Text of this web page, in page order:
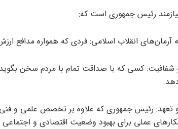
رئیس جمهوری است که:
آرمان‌های انقلاب اسلامی: فردی که همواره مدافع
کسی که با صداقت تمام با مردم سخن
رئیس جمهوری که علاوه بر تخصص علمی و
عملی برای بهبود وضعیت اقتصادی و اجتماعی